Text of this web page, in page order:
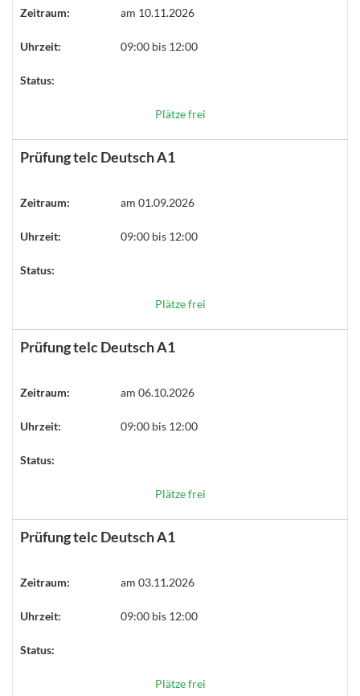
Zeitraum: am 10.11.2026
Uhrzeit: 09:00 bis 12:00
Status:
Plätze frei
Prüfung telc Deutsch A1
Zeitraum: am 01.09.2026
Uhrzeit: 09:00 bis 12:00
Status:
Plätze frei
Prüfung telc Deutsch A1
Zeitraum: am 06.10.2026
Uhrzeit: 09:00 bis 12:00
Status:
Plätze frei
Prüfung telc Deutsch A1
Zeitraum: am 03.11.2026
Uhrzeit: 09:00 bis 12:00
Status:
Plätze frei